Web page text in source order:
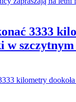
3333
w